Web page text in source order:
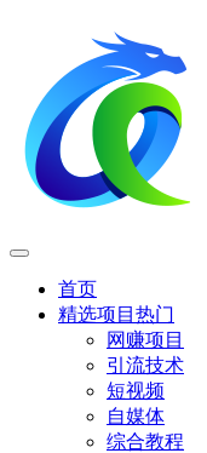
首页
精选项目 热门
网赚项目
引流技术
短视频
自媒体
综合教程